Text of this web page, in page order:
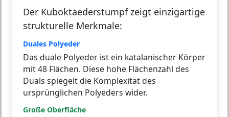
Der Kuboktaederstumpf zeigt einzigartige
strukturelle Merkmale:
Duales Polyeder
Das duale Polyeder ist ein katalanischer Körper
mit 48 Flächen. Diese hohe Flächenzahl des
Duals spiegelt die Komplexität des
ursprünglichen Polyeders wider.
Große Oberfläche